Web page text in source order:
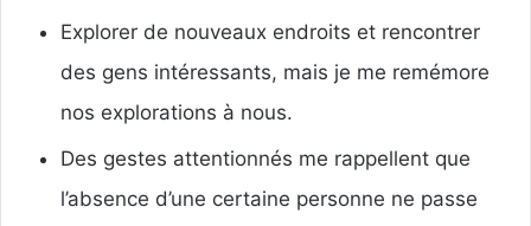
Explorer de nouveaux endroits et rencontrer
des gens intéressants, mais je me remémore
nos explorations à nous.
Des gestes attentionnés me rappellent que
l’absence d’une certaine personne ne passe